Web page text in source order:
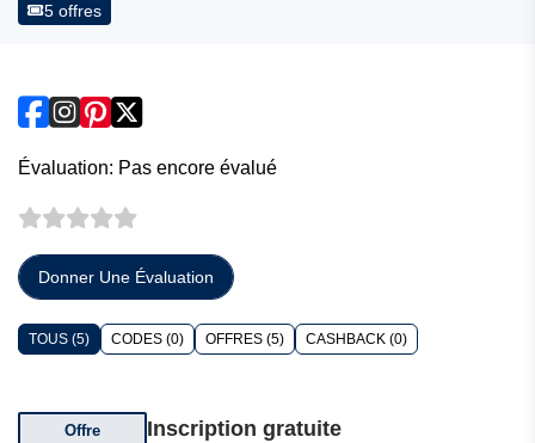
5 offres
Évaluation: Pas encore évalué
Donner Une Évaluation
TOUS (5) CODES (0) OFFRES (5) CASHBACK (0)
Offre
Inscription gratuite